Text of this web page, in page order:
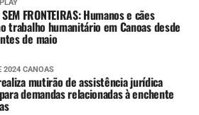
SEM FRONTEIRAS: Humanos e cães
trabalho humanitário em Canoas desde
de maio
2024 CANOAS
mutirão de assistência jurídica
demandas relacionadas à enchente